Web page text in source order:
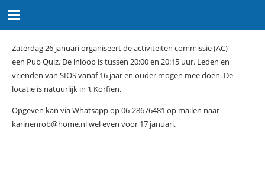
Zaterdag 26 januari organiseert de activiteiten commissie (AC)
een Pub Quiz. De inloop is tussen 20:00 en 20:15 uur. Leden en
vrienden van SIOS vanaf 16 jaar en ouder mogen mee doen. De
locatie is natuurlijk in ’t Korfien.
Opgeven kan via Whatsapp op 06-28676481 op mailen naar
karinenrob@home.nl wel even voor 17 januari.